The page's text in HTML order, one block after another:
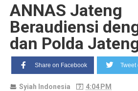
ANNAS Jateng
Beraudiensi
dan Polda
Share on Facebook Tweet
Syiah Indonesia 4:04 PM